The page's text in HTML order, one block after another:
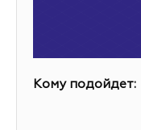
Кому подойдет: